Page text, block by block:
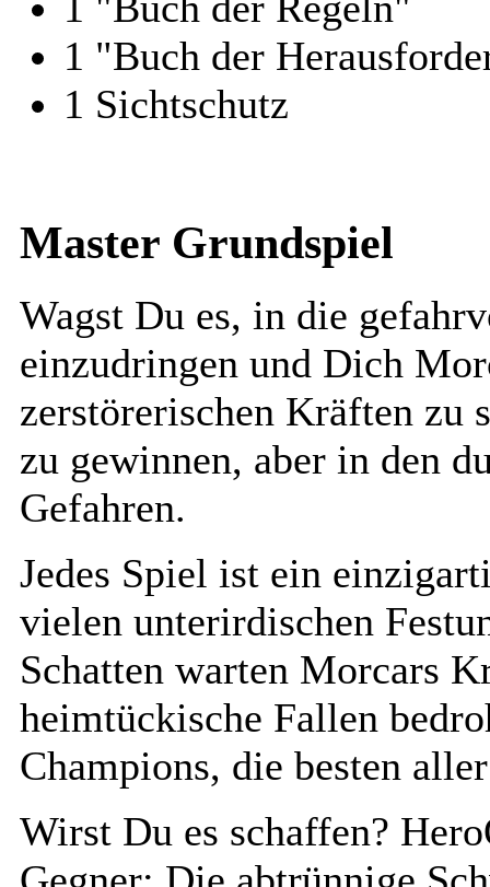
1 "Buch der
1 Sichtschutz
Master Grundspiel
Wagst Du es, in die
einzudringen und Dich
zerstörerischen Kräften zu
zu gewinnen, aber in den
Gefahren.
Jedes Spiel ist ein
vielen unterirdischen
Schatten warten Morcars
heimtückische Fallen
Champions, die besten
Wirst Du es schaffen?